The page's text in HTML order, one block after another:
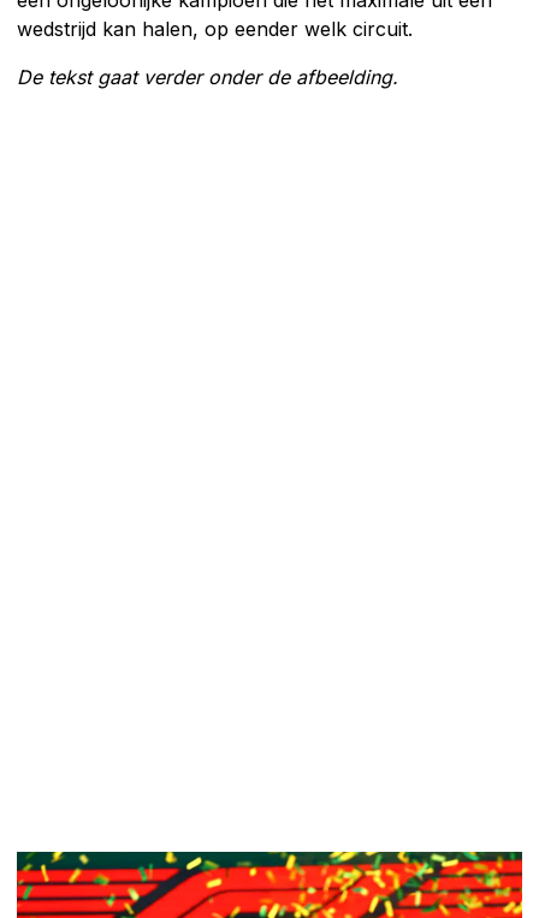
wedstrijd kan halen, op eender welk circuit.
De tekst gaat verder onder de afbeelding.